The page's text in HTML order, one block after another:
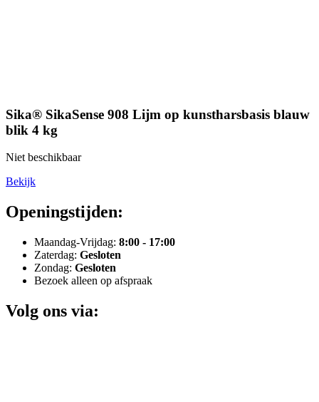
Sika® SikaSense 908 Lijm op kunstharsbasis blauw
blik 4 kg
Niet beschikbaar
Bekijk
Openingstijden:
Maandag-Vrijdag: 8:00 - 17:00
Zaterdag: Gesloten
Zondag: Gesloten
Bezoek alleen op afspraak
Volg ons via: